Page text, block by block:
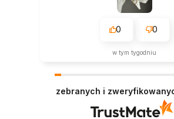
0 0
w tym tygodniu
zebranych i